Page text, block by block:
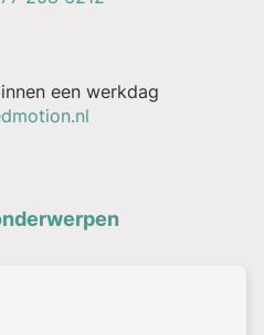
een werkdag